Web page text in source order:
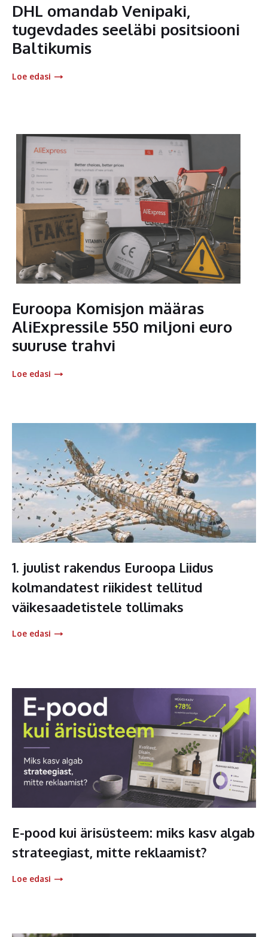
DHL omandab Venipaki,
tugevdades seeläbi positsiooni
Baltikumis
Loe edasi
Euroopa Komisjon määras
AliExpressile 550 miljoni euro
suuruse trahvi
Loe edasi
1. juulist rakendus Euroopa Liidus
kolmandatest riikidest tellitud
väikesaadetistele tollimaks
Loe edasi
E-pood kui ärisüsteem: miks kasv algab
strateegiast, mitte reklaamist?
Loe edasi